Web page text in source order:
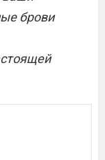
брови